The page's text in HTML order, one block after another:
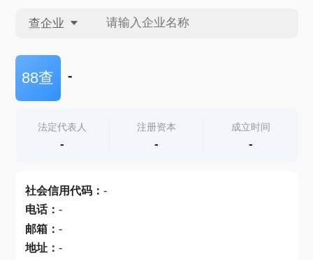
查企业
查企业
查产地
88查 -
法定代表人
-
注册资本
-
成立时间
-
社会信用代码： -
电话： -
邮箱： -
地址： -